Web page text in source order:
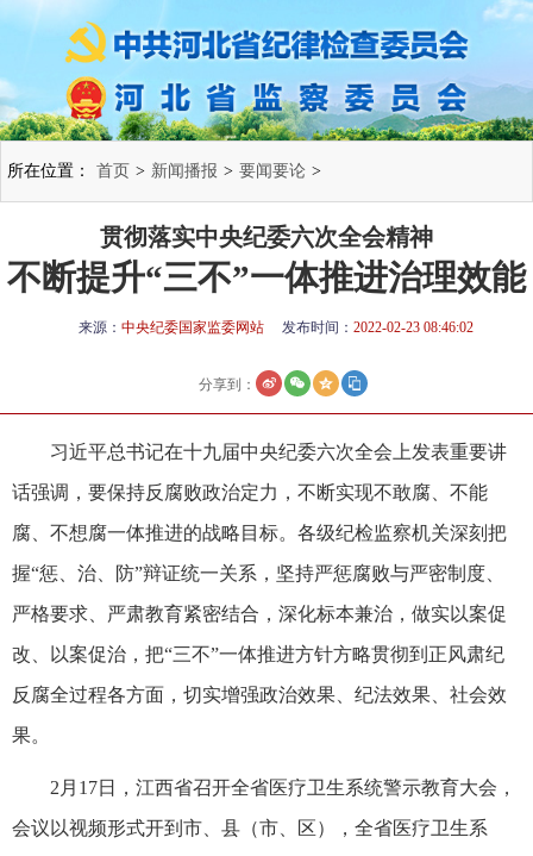
所在位置： 首页 > 新闻播报 > 要闻要论 >
贯彻落实中央纪委六次全会精神
不断提升“三不”一体推进治理效能
来源： 中央纪委国家监委网站 发布时间： 2022-02-23 08:46:02
分享到：
习近平总书记在十九届中央纪委六次全会上发表重要讲
话强调，要保持反腐败政治定力，不断实现不敢腐、不能
腐、不想腐一体推进的战略目标。各级纪检监察机关深刻把
握“惩、治、防”辩证统一关系，坚持严惩腐败与严密制度、
严格要求、严肃教育紧密结合，深化标本兼治，做实以案促
改、以案促治，把“三不”一体推进方针方略贯彻到正风肃纪
反腐全过程各方面，切实增强政治效果、纪法效果、社会效
果。
2月17日，江西省召开全省医疗卫生系统警示教育大会，
会议以视频形式开到市、县（市、区），全省医疗卫生系